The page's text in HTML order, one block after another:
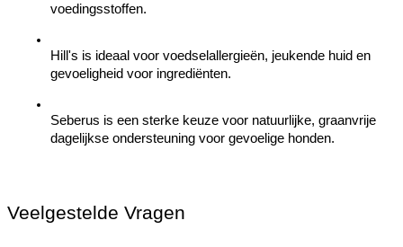
voedingsstoffen.
Hill's is ideaal voor voedselallergieën, jeukende huid en
gevoeligheid voor ingrediënten.
Seberus is een sterke keuze voor natuurlijke, graanvrije
dagelijkse ondersteuning voor gevoelige honden.
Veelgestelde Vragen